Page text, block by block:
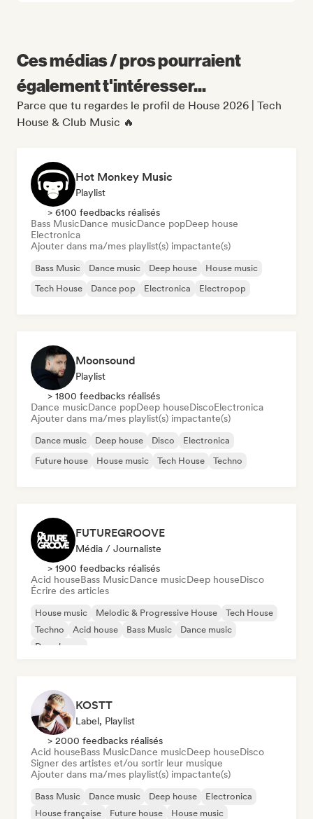
Ces médias / pros pourraient
également t'intéresser...
Parce que tu regardes le profil de House 2026 | Tech
House & Club Music 🔥
Hot Monkey Music
Playlist
> 6100 feedbacks réalisés
Bass MusicDance musicDance popDeep house
Electronica
Ajouter dans ma/mes playlist(s) impactante(s)
Bass Music Dance music Deep house
House music
Tech House
Dance pop Electronica Electropop
Moonsound
Playlist
> 1800 feedbacks réalisés
Dance musicDance popDeep houseDiscoElectronica
Ajouter dans ma/mes playlist(s) impactante(s)
Dance music Deep house Disco
Electronica
Future house
House music Tech House Techno
FUTUREGROOVE
Média / Journaliste
> 1900 feedbacks réalisés
Acid houseBass MusicDance musicDeep houseDisco
Écrire des articles
House music Melodic & Progressive House
Tech House
Techno
Acid house Bass Music
Dance music
Deep house
KOSTT
Label, Playlist
> 2000 feedbacks réalisés
Acid houseBass MusicDance musicDeep houseDisco
Signer des artistes et/ou sortir leur musique
Ajouter dans ma/mes playlist(s) impactante(s)
Bass Music Dance music Deep house
Electronica
House française
Future house
House music